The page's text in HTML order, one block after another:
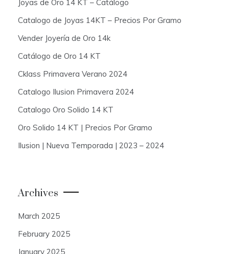
Joyas de Oro 14 KT – Catálogo
Catalogo de Joyas 14KT – Precios Por Gramo
Vender Joyería de Oro 14k
Catálogo de Oro 14 KT
Cklass Primavera Verano 2024
Catalogo Ilusion Primavera 2024
Catalogo Oro Solido 14 KT
Oro Solido 14 KT | Precios Por Gramo
Ilusion | Nueva Temporada | 2023 – 2024
Archives
March 2025
February 2025
January 2025